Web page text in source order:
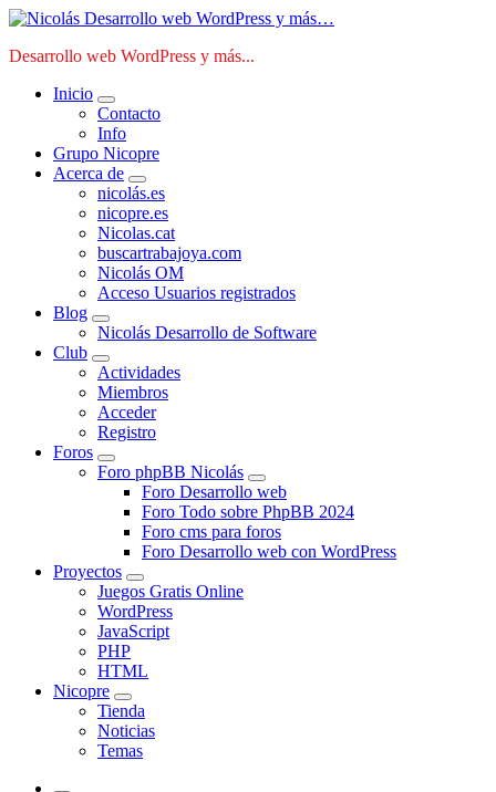
Saltar
contenido
Desarrollo web WordPress y más...
Inicio
Contacto
Info
Grupo Nicopre
Acerca de
nicolás.es
nicopre.es
Nicolas.cat
buscartrabajoya.com
Nicolás OM
Acceso Usuarios registrados
Blog
Nicolás Desarrollo de Software
Club
Actividades
Miembros
Acceder
Registro
Foros
Foro phpBB Nicolás
Foro Desarrollo web
Foro Todo sobre PhpBB 2024
Foro cms para foros
Foro Desarrollo web con WordPress
Proyectos
Juegos Gratis Online
WordPress
JavaScript
PHP
HTML
Nicopre
Tienda
Noticias
Temas